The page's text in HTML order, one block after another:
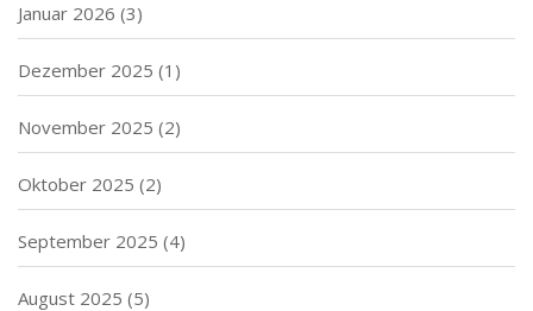
Januar 2026 (3)
Dezember 2025 (1)
November 2025 (2)
Oktober 2025 (2)
September 2025 (4)
August 2025 (5)